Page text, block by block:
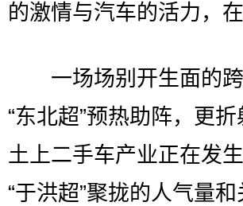
的激情与汽车的活力，
一场场别开生面的跨
“东北超”预热助阵，更
土上二手车产业正在发
“于洪超”聚拢的人气量